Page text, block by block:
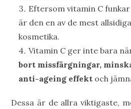
Eftersom vitamin C
är den en av de mest
kosmetika.
Vitamin C ger inte bara
bort missfärgningar,
anti-ageing effekt och
Dessa är de allra viktigaste,